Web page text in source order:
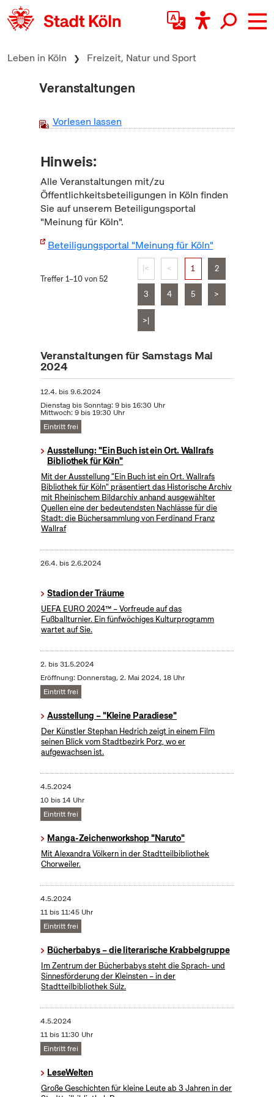
zum Inhalt springen
Leben in Köln Freizeit, Natur und Sport
Veranstaltungen
Vorlesen lassen
Hinweis:
Alle Veranstaltungen mit/zu
Öffentlichkeitsbeteiligungen in Köln finden
Sie auf unserem Beteiligungsportal
"Meinung für Köln".
Beteiligungsportal "Meinung für Köln"
Treffer 1–10 von 52
|< < 1 2
3 4 5 >
>|
Veranstaltungen für Samstags Mai
2024
12.4. bis9.6.2024
Dienstag bis Sonntag: 9 bis 16:30 Uhr
Mittwoch: 9 bis 19:30 Uhr
Eintritt frei
Ausstellung: "Ein Buch ist ein Ort. Wallrafs
Bibliothek für Köln"
Mit der Ausstellung "Ein Buch ist ein Ort. Wallrafs
Bibliothek für Köln" präsentiert das Historische Archiv
mit Rheinischem Bildarchiv anhand ausgewählter
Quellen eine der bedeutendsten Nachlässe für die
Stadt: die Büchersammlung von Ferdinand Franz
Wallraf
26.4. bis2.6.2024
Stadion der Träume
UEFA EURO 2024™ – Vorfreude auf das
Fußballturnier. Ein fünfwöchiges Kulturprogramm
wartet auf Sie.
2. bis31.5.2024
Eröffnung: Donnerstag, 2. Mai 2024, 18 Uhr
Eintritt frei
Ausstellung – "Kleine Paradiese"
Der Künstler Stephan Hedrich zeigt in einem Film
seinen Blick vom Stadtbezirk Porz, wo er
aufgewachsen ist.
4.5.2024
10 bis 14 Uhr
Eintritt frei
Manga-Zeichenworkshop "Naruto"
Mit Alexandra Völkern in der Stadtteilbibliothek
Chorweiler.
4.5.2024
11 bis 11:45 Uhr
Eintritt frei
Bücherbabys – die literarische Krabbelgruppe
Im Zentrum der Bücherbabys steht die Sprach- und
Sinnesförderung der Kleinsten – in der
Stadtteilbibliothek Sülz.
4.5.2024
11 bis 11:30 Uhr
Eintritt frei
LeseWelten
Große Geschichten für kleine Leute ab 3 Jahren in der